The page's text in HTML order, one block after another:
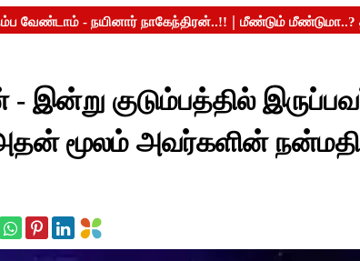
இன்று குடும்பத்தில்
மூலம் அவர்களின்